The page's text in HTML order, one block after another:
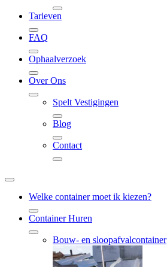
Tarieven
FAQ
Ophaalverzoek
Over Ons
Spelt Vestigingen
Blog
Contact
Welke container moet ik kiezen?
Container Huren
Bouw- en sloopafvalcontainer